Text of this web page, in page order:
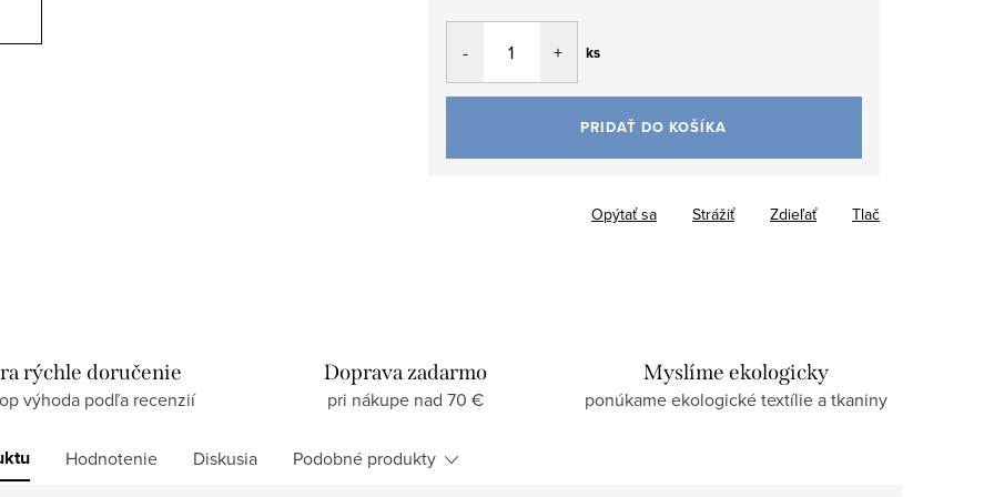
Jednotková
ks
PRIDAŤ DO KOŠÍKA
Tlač
Opýtať sa Strážiť Zdieľať
rýchle doručenie
výhoda podľa recenzií
Doprava zadarmo
pri nákupe nad 70 €
Myslíme ekologicky
ponúkame ekologické textílie a tkaniny
Hodnotenie Diskusia Podobné produkty